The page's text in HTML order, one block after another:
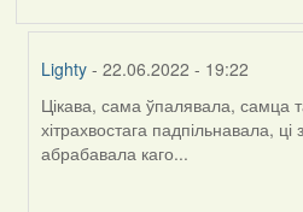
Lighty - 22.06.2022 - 19:22
In
reply
to
Цікава, сама ўпалявала, самца
хітрахвостага падпільнавала, ці
абрабавала каго...